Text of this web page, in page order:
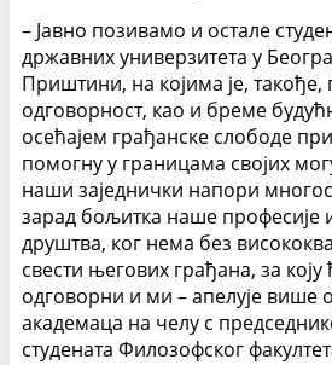
– Јавно позивамо и остале
државних универзитета у
Приштини, на којима је, такође,
одговорност, као и бреме
осећајем грађанске слободе
помогну у границама својих
наши заједнички напори
зарад бољитка наше професије
друштва, ког нема без
свести његових грађана, за
одговорни и ми – апелује више
академаца на челу с
студената Филозофског